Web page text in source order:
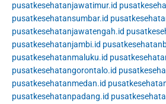
pusatkesehatanjawatimur.id
pusatkesehatansumbar.id
pusatkesehatanjawatengah.id
pusatkesehatanjambi.id
pusatkesehatanmaluku.id
pusatkesehatangorontalo.id
pusatkesehatanmedan.id
pusatkesehatanpadang.id